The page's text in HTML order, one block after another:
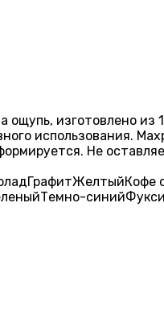
ощупь, изготовлено
использования.
Не
ГрафитЖелтыйКофе
Темно-синий